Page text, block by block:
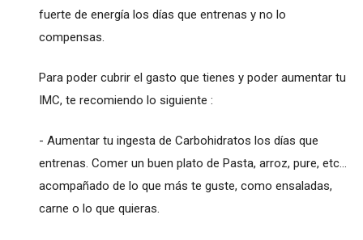
fuerte de energía los días que entrenas y no lo
compensas.
Para poder cubrir el gasto que tienes y poder aumentar tu
IMC, te recomiendo lo siguiente :
- Aumentar tu ingesta de Carbohidratos los días que
entrenas. Comer un buen plato de Pasta, arroz, pure, etc...
acompañado de lo que más te guste, como ensaladas,
carne o lo que quieras.